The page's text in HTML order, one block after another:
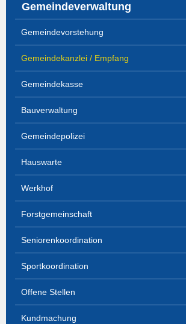
Gemeindeverwaltung
Gemeindevorstehung
Gemeindekanzlei / Empfang
Gemeindekasse
Bauverwaltung
Gemeindepolizei
Hauswarte
Werkhof
Forstgemeinschaft
Seniorenkoordination
Sportkoordination
Offene Stellen
Kundmachung